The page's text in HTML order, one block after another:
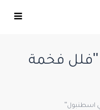
POSTS TAGGED "فلل فخمة